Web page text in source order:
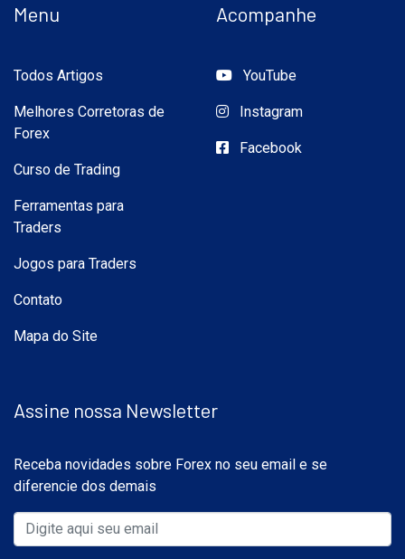
Menu
Todos Artigos
Melhores Corretoras de
Forex
Curso de Trading
Ferramentas para
Traders
Jogos para Traders
Contato
Mapa do Site
Acompanhe
YouTube
Instagram
Facebook
Assine nossa Newsletter
Receba novidades sobre Forex no seu email e se
diferencie dos demais